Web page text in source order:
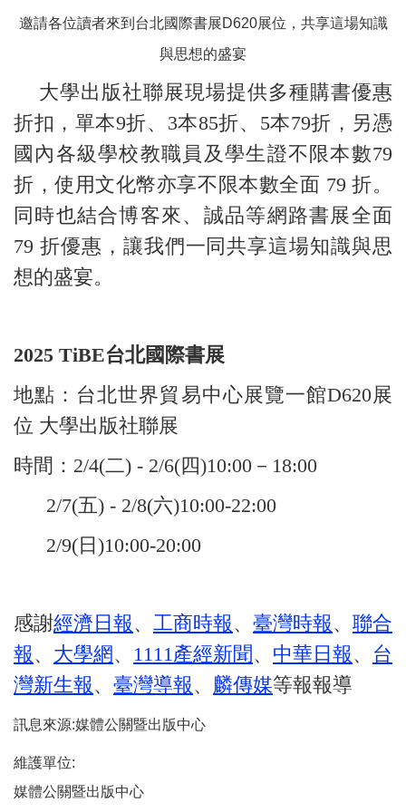
邀請各位讀者來到台北國際書展D620展位，共享這場知識
與思想的盛宴
大學出版社聯展現場提供多種購書優惠
折扣，單本9折、3本85折、5本79折，另憑
國內各級學校教職員及學生證不限本數79
折，使用文化幣亦享不限本數全面 79 折。
同時也結合博客來、誠品等網路書展全面
79 折優惠，讓我們一同共享這場知識與思
想的盛宴。
2025 TiBE台北國際書展
地點：台北世界貿易中心展覽一館D620展
位 大學出版社聯展
時間：2/4(二) - 2/6(四)10:00－18:00
2/7(五) - 2/8(六)10:00-22:00
2/9(日)10:00-20:00
感謝經濟日報、 工商時報、 臺灣時報、 聯合
報、 大學網、 1111產經新聞、 中華日報、 台
灣新生報、 臺灣導報、 麟傳媒等報報導
訊息來源:媒體公關暨出版中心
維護單位:
媒體公關暨出版中心